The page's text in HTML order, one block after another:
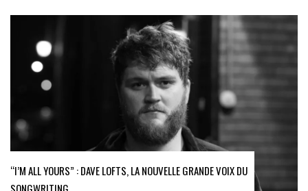
“I’M ALL YOURS” : DAVE LOFTS, LA NOUVELLE GRANDE VOIX DU